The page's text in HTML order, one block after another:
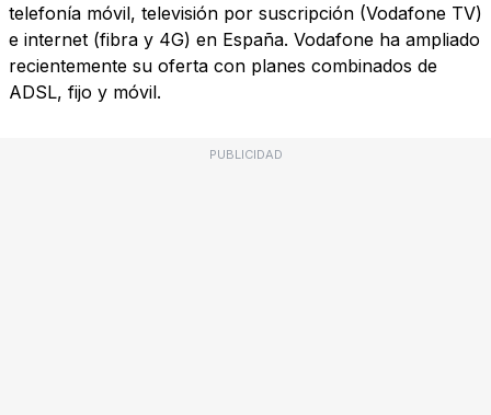
telefonía móvil, televisión por suscripción (Vodafone TV)
e internet (fibra y 4G) en España. Vodafone ha ampliado
recientemente su oferta con planes combinados de
ADSL, fijo y móvil.
PUBLICIDAD